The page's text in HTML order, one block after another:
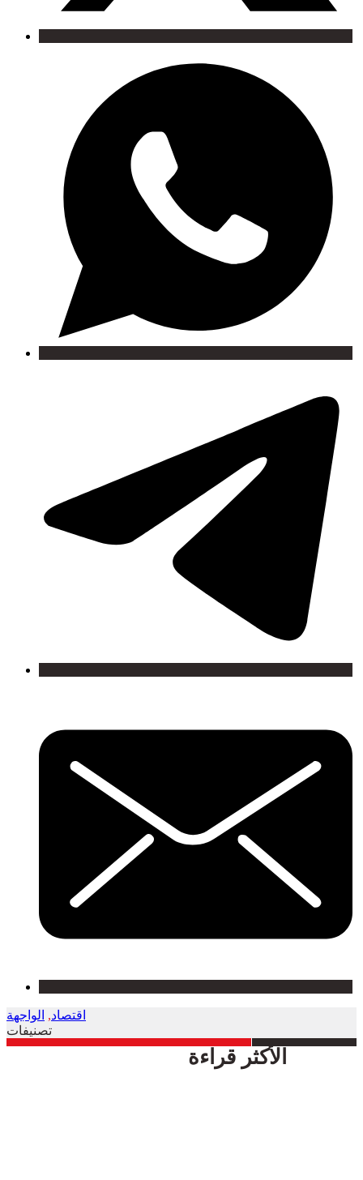
الأكثر قراءة
اقتصاد, الواجهة
تصنيفات